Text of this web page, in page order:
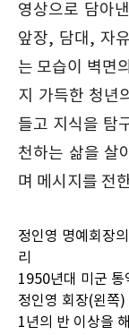
영상으로 담아
앞장, 담대, 자
는 모습이 벽면
지 가득한 청년
들고 지식을 탐
천하는 삶을 살
며 메시지를 전
정인영 명예회장
리
1950년대 미군 통
정인영 회장(왼쪽)
1년의 반 이상을